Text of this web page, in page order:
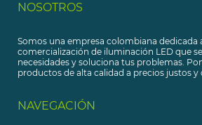
NOSOTROS
Somos una empresa colombiana dedicada
comercialización de iluminación LED que
necesidades y soluciona tus problemas.
productos de alta calidad a precios justos
NAVEGACIÓN